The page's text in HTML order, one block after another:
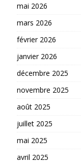
mai 2026
mars 2026
février 2026
janvier 2026
décembre 2025
novembre 2025
août 2025
juillet 2025
mai 2025
avril 2025